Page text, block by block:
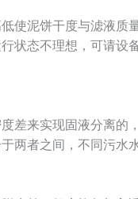
使泥饼干度与滤液
状态不理想，可请设
差来实现固液分离
两者之间，不同污